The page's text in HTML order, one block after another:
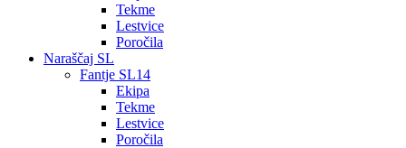
Tekme
Lestvice
Poročila
Naraščaj SL
Fantje SL14
Ekipa
Tekme
Lestvice
Poročila